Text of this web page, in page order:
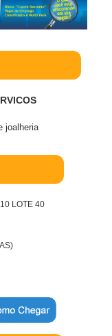
joalheria
LOTE 40